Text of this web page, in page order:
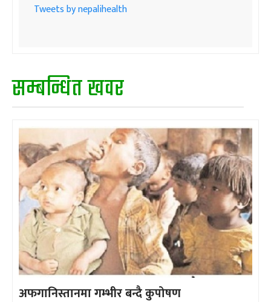
Tweets by nepalihealth
सम्बन्धित खवर
अफगानिस्तानमा गम्भीर बन्दै कुपोषण